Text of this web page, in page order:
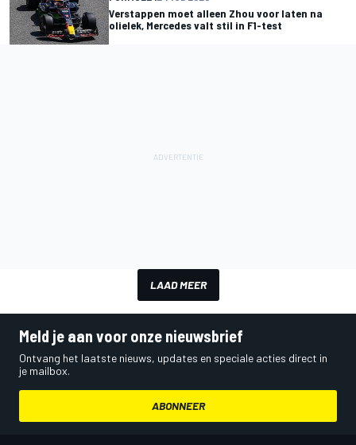
Verstappen moet alleen Zhou voor laten na
olielek, Mercedes valt stil in F1-test
LAAD MEER
Meld je aan voor onze nieuwsbrief
Ontvang het laatste nieuws, updates en speciale acties direct in
je mailbox.
ABONNEER